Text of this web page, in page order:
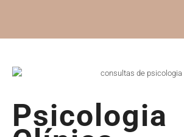
Psicologia